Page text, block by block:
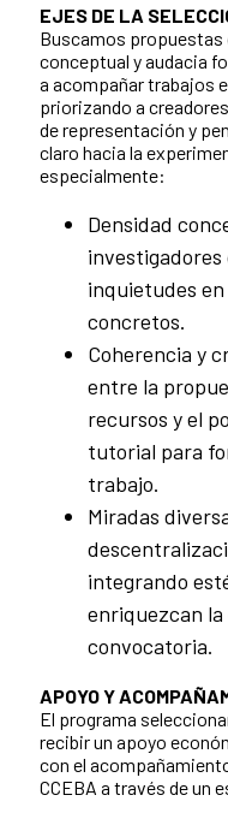
EJES DE LA
Buscamos propuestas
conceptual y audacia
a acompañar trabajos
priorizando a
de representación y
claro hacia la
especialmente:
Densidad
inquietudes
concretos.
Coherencia y
entre la
recursos y el
tutorial para
trabajo.
Miradas
integrando
enriquezcan
convocatoria.
APOYO Y
El programa
recibir un apoyo
con el
CCEBA a través de un